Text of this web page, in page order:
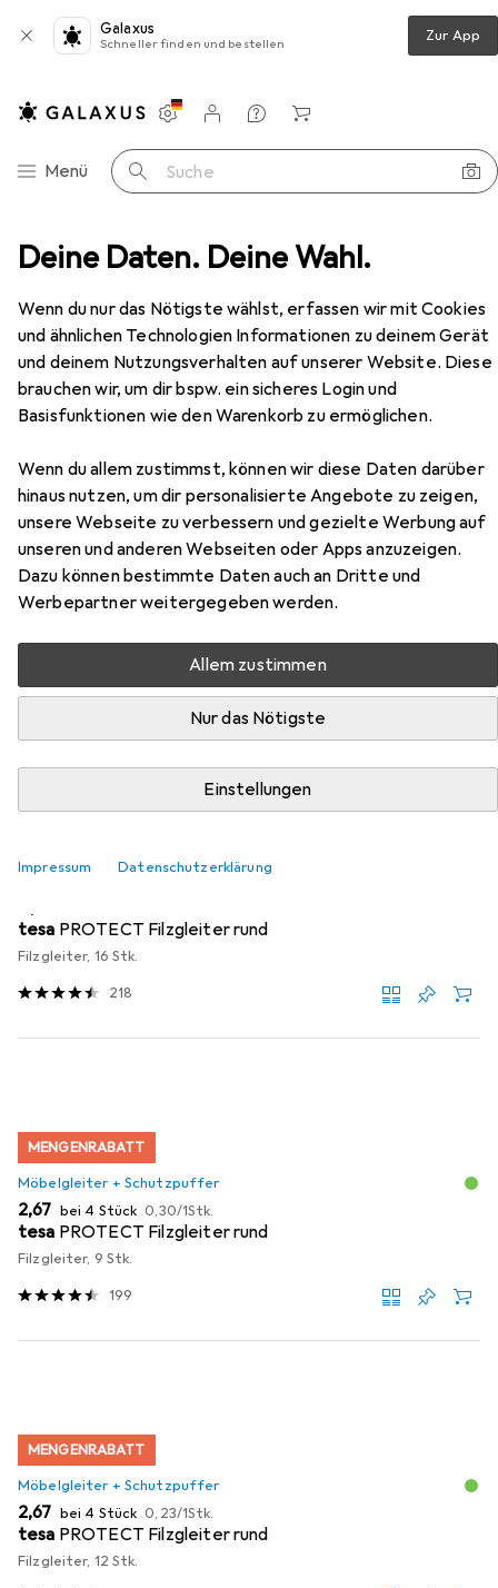
Deine Daten. Deine Wahl.
Wenn du nur das Nötigste wählst, erfassen wir mit Cookies
und ähnlichen Technologien Informationen zu deinem Gerät
und deinem Nutzungsverhalten auf unserer Website. Diese
brauchen wir, um dir bspw. ein sicheres Login und
Basisfunktionen wie den Warenkorb zu ermöglichen.
Wenn du allem zustimmst, können wir diese Daten darüber
hinaus nutzen, um dir personalisierte Angebote zu zeigen,
unsere Webseite zu verbessern und gezielte Werbung auf
unseren und anderen Webseiten oder Apps anzuzeigen.
Dazu können bestimmte Daten auch an Dritte und
Werbepartner weitergegeben werden.
Allem zustimmen
Nur das Nötigste
Einstellungen
Impressum Datenschutzerklärung
Galaxus
Schneller finden und bestellen Zur App
Navigation nach Kategorien
Menü Suche
Einstellungen
Kundenkonto
Vergleichslisten
Merklisten
Warenkorb
Eingangsbereich Schuhschrank Vicco Orlando
EUR
146,25
ViccoOrlando
80 x 24.20 x 128.30 cm
Zubehör für Vicco Orlando
Hier findest du passendes Zubehör zum Produkt Vicco
Orlando aus der Kategorie Möbelgleiter + Schutzpuffer.
tesa PROTECT Filzgleiter rund
Filzgleiter, 16 Stk.
218
MENGENRABATT
Möbelgleiter + Schutzpuffer
EUR
2,67 bei 4 Stück EUR
0,30/1Stk.
tesa PROTECT Filzgleiter rund
Filzgleiter, 9 Stk.
199
MENGENRABATT
Möbelgleiter + Schutzpuffer
EUR
2,67 bei 4 Stück EUR
0,23/1Stk.
tesa PROTECT Filzgleiter rund
Filzgleiter, 12 Stk.